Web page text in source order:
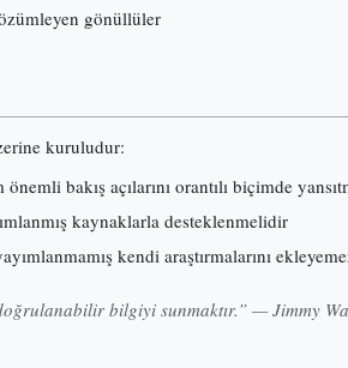
gönüllüler
kuruludur:
bakış açılarını orantılı biçimde
kaynaklarla desteklenmelidir
kendi araştırmalarını
bilgiyi sunmaktır.” — Jimmy